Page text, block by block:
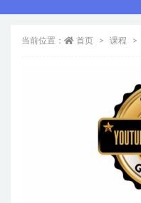
当前位置： 首页 课程